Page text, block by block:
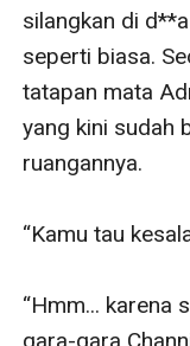
silangkan di
seperti biasa.
tatapan mata
yang kini sudah
ruangannya.
“Kamu tau
“Hmm... karena
gara-gara